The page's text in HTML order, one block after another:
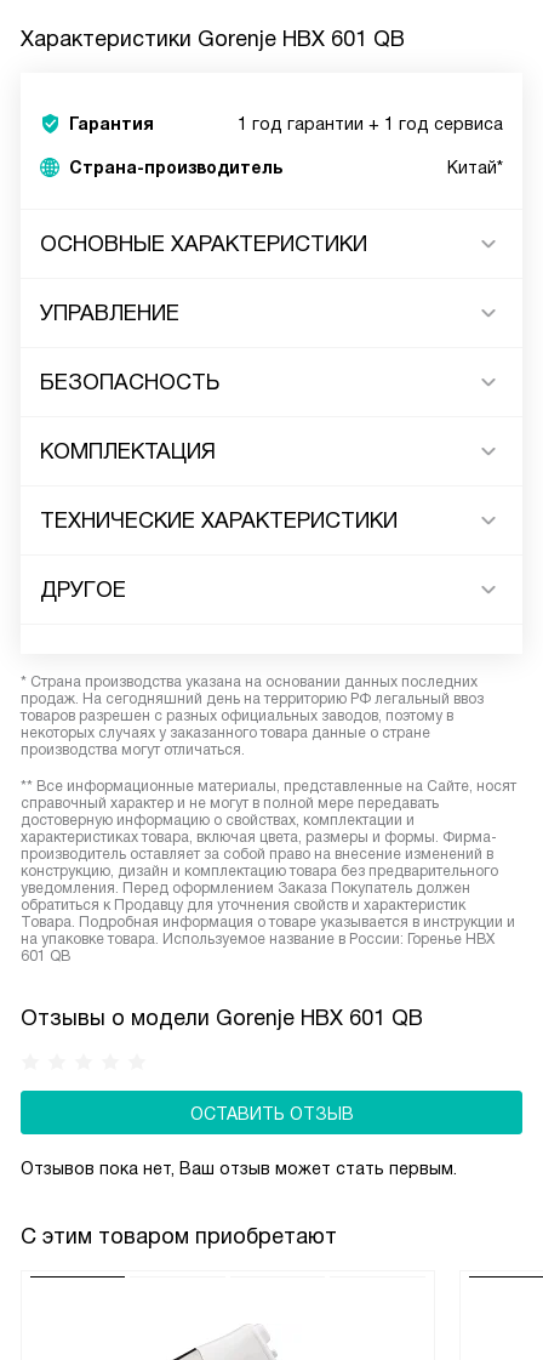
Характеристики Gorenje HBX 601 QB
Гарантия 1 год гарантии + 1 год сервиса
Страна-производитель Китай*
ОСНОВНЫЕ ХАРАКТЕРИСТИКИ
УПРАВЛЕНИЕ
БЕЗОПАСНОСТЬ
КОМПЛЕКТАЦИЯ
ТЕХНИЧЕСКИЕ ХАРАКТЕРИСТИКИ
ДРУГОЕ
* Страна производства указана на основании данных последних
продаж. На сегодняшний день на территорию РФ легальный ввоз
товаров разрешен с разных официальных заводов, поэтому в
некоторых случаях у заказанного товара данные о стране
производства могут отличаться.
** Все информационные материалы, представленные на Сайте, носят
справочный характер и не могут в полной мере передавать
достоверную информацию о свойствах, комплектации и
характеристиках товара, включая цвета, размеры и формы. Фирма-
производитель оставляет за собой право на внесение изменений в
конструкцию, дизайн и комплектацию товара без предварительного
уведомления. Перед оформлением Заказа Покупатель должен
обратиться к Продавцу для уточнения свойств и характеристик
Товара. Подробная информация о товаре указывается в инструкции и
на упаковке товара. Используемое название в России: Горенье HBX
601 QB
Отзывы о модели Gorenje HBX 601 QB
ОСТАВИТЬ ОТЗЫВ
Отзывов пока нет, Ваш отзыв может стать первым.
С этим товаром приобретают